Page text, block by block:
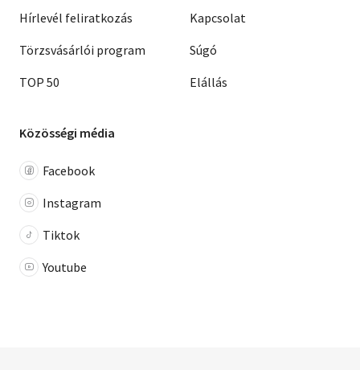
Hírlevél feliratkozás
Törzsvásárlói program
TOP 50
Kapcsolat
Súgó
Elállás
Közösségi média
Facebook
Instagram
Tiktok
Youtube